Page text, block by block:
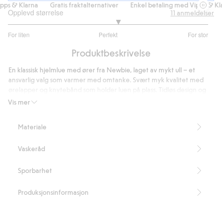
& Klarna
Gratis fraktalternativer Enkel betaling med Vipps &
Opplevd størrelse
For liten Perfekt For stor
av
10
stemmer
11 anmeldelser
Produktbeskrivelse
Vis mer
En klassisk hjelmlue med ører fra Newbie, laget av mykt ull – et
ansvarlig valg som varmer med omtanke. Svært myk kvalitet med
perfekt for kjølige dager.
RWS certified wool
Materiale
Vaskeråd
Sporbarhet
Produksjonsinformasjon